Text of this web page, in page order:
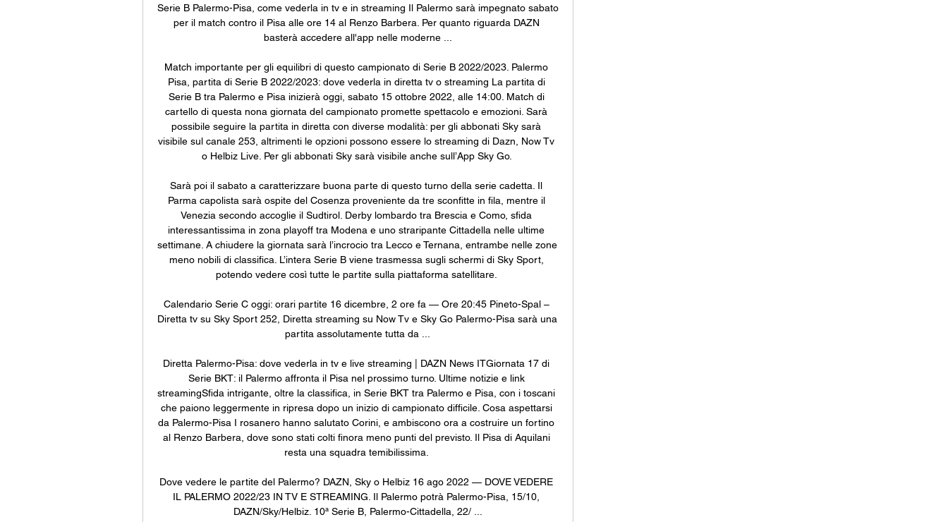
Serie B Palermo-Pisa, come vederla in tv e in streaming Il Palermo sarà impegnato sabato
per il match contro il Pisa alle ore 14 al Renzo Barbera. Per quanto riguarda DAZN
basterà accedere all'app nelle moderne ...
Match importante per gli equilibri di questo campionato di Serie B 2022/2023. Palermo
Pisa, partita di Serie B 2022/2023: dove vederla in diretta tv o streaming La partita di
Serie B tra Palermo e Pisa inizierà oggi, sabato 15 ottobre 2022, alle 14:00. Match di
cartello di questa nona giornata del campionato promette spettacolo e emozioni. Sarà
possibile seguire la partita in diretta con diverse modalità: per gli abbonati Sky sarà
visibile sul canale 253, altrimenti le opzioni possono essere lo streaming di Dazn, Now Tv
o Helbiz Live. Per gli abbonati Sky sarà visibile anche sull’App Sky Go.
Sarà poi il sabato a caratterizzare buona parte di questo turno della serie cadetta. Il
Parma capolista sarà ospite del Cosenza proveniente da tre sconfitte in fila, mentre il
Venezia secondo accoglie il Sudtirol. Derby lombardo tra Brescia e Como, sfida
interessantissima in zona playoff tra Modena e uno straripante Cittadella nelle ultime
settimane. A chiudere la giornata sarà l’incrocio tra Lecco e Ternana, entrambe nelle zone
meno nobili di classifica. L’intera Serie B viene trasmessa sugli schermi di Sky Sport,
potendo vedere così tutte le partite sulla piattaforma satellitare.
Calendario Serie C oggi: orari partite 16 dicembre, 2 ore fa — Ore 20:45 Pineto-Spal –
Diretta tv su Sky Sport 252, Diretta streaming su Now Tv e Sky Go Palermo-Pisa sarà una
partita assolutamente tutta da ...
Diretta Palermo-Pisa: dove vederla in tv e live streaming | DAZN News ITGiornata 17 di
Serie BKT: il Palermo affronta il Pisa nel prossimo turno. Ultime notizie e link
streamingSfida intrigante, oltre la classifica, in Serie BKT tra Palermo e Pisa, con i toscani
che paiono leggermente in ripresa dopo un inizio di campionato difficile. Cosa aspettarsi
da Palermo-Pisa I rosanero hanno salutato Corini, e ambiscono ora a costruire un fortino
al Renzo Barbera, dove sono stati colti finora meno punti del previsto. Il Pisa di Aquilani
resta una squadra temibilissima.
Dove vedere le partite del Palermo? DAZN, Sky o Helbiz 16 ago 2022 — DOVE VEDERE
IL PALERMO 2022/23 IN TV E STREAMING. Il Palermo potrà Palermo-Pisa, 15/10,
DAZN/Sky/Helbiz. 10ª Serie B, Palermo-Cittadella, 22/ ...